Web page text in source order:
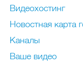
Видеохостинг
Новостная карта
Каналы
Ваше видео